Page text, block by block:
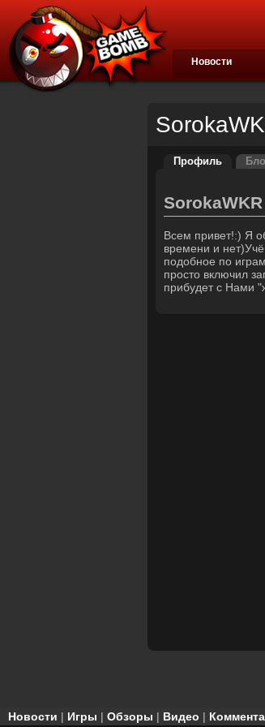
Новости
Профиль
SorokaWKR
Всем привет!:) Я
времени и
подобное по
просто включил
прибудет с Нами
Новости | Игры | Обзоры | Видео |